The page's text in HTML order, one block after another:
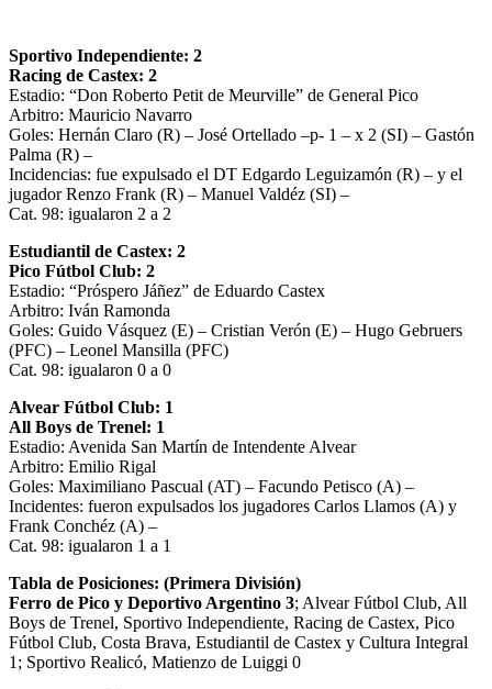
Sportivo Independiente: 2
Racing de Castex: 2
Estadio: “Don Roberto Petit de Meurville” de General Pico
Arbitro: Mauricio Navarro
Goles: Hernán Claro (R) – José Ortellado –p- 1 – x 2 (SI) – Gastón
Palma (R) –
Incidencias: fue expulsado el DT Edgardo Leguizamón (R) – y el
jugador Renzo Frank (R) – Manuel Valdéz (SI) –
Cat. 98: igualaron 2 a 2
Estudiantil de Castex: 2
Pico Fútbol Club: 2
Estadio: “Próspero Jáñez” de Eduardo Castex
Arbitro: Iván Ramonda
Goles: Guido Vásquez (E) – Cristian Verón (E) – Hugo Gebruers
(PFC) – Leonel Mansilla (PFC)
Cat. 98: igualaron 0 a 0
Alvear Fútbol Club: 1
All Boys de Trenel: 1
Estadio: Avenida San Martín de Intendente Alvear
Arbitro: Emilio Rigal
Goles: Maximiliano Pascual (AT) – Facundo Petisco (A) –
Incidentes: fueron expulsados los jugadores Carlos Llamos (A) y
Frank Conchéz (A) –
Cat. 98: igualaron 1 a 1
Tabla de Posiciones: (Primera División)
Ferro de Pico y Deportivo Argentino 3; Alvear Fútbol Club, All
Boys de Trenel, Sportivo Independiente, Racing de Castex, Pico
Fútbol Club, Costa Brava, Estudiantil de Castex y Cultura Integral
1; Sportivo Realicó, Matienzo de Luiggi 0